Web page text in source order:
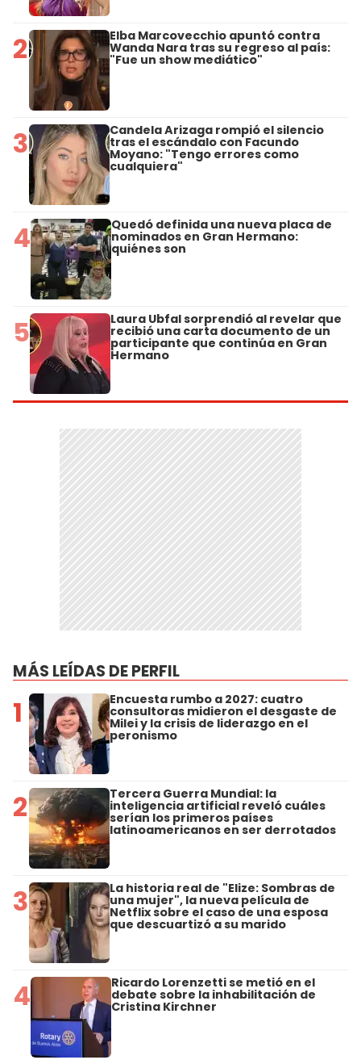
2 Elba Marcovecchio apuntó contra
Wanda Nara tras su regreso al país:
"Fue un show mediático"
3 Candela Arizaga rompió el silencio
tras el escándalo con Facundo
Moyano: "Tengo errores como
cualquiera"
4 Quedó definida una nueva placa de
nominados en Gran Hermano:
quiénes son
5 Laura Ubfal sorprendió al revelar que
recibió una carta documento de un
participante que continúa en Gran
Hermano
MÁS LEÍDAS DE PERFIL
1 Encuesta rumbo a 2027: cuatro
consultoras midieron el desgaste de
Milei y la crisis de liderazgo en el
peronismo
2 Tercera Guerra Mundial: la
inteligencia artificial reveló cuáles
serían los primeros países
latinoamericanos en ser derrotados
3 La historia real de "Elize: Sombras de
una mujer", la nueva película de
Netflix sobre el caso de una esposa
que descuartizó a su marido
4 Ricardo Lorenzetti se metió en el
debate sobre la inhabilitación de
Cristina Kirchner